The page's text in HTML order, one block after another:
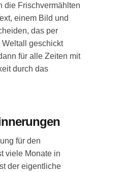
die Frischvermählten
einem Bild und
das per
Weltall geschickt
für alle Zeiten mit
durch das
für den
viele Monate in
der eigentliche